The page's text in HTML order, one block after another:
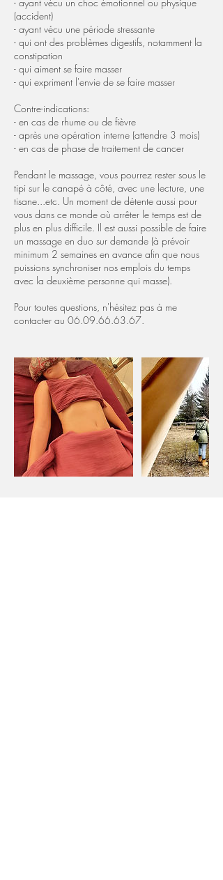
(accident)
- ayant vécu une période stressante
- qui ont des problèmes digestifs, notamment la
constipation
- qui aiment se faire masser
- qui expriment l'envie de se faire masser
Contre-indications:
- en cas de rhume ou de fièvre
- après une opération interne (attendre 3 mois)
- en cas de phase de traitement de cancer
Pendant le massage, vous pourrez rester sous le
tipi sur le canapé à côté, avec une lecture, une
tisane...etc. Un moment de détente aussi pour
vous dans ce monde où arrêter le temps est de
plus en plus difficile. Il est aussi possible de faire
un massage en duo sur demande (à prévoir
minimum 2 semaines en avance afin que nous
puissions synchroniser nos emplois du temps
avec la deuxième personne qui masse).
Pour toutes questions, n'hésitez pas à me
contacter au 06.09.66.63.67.